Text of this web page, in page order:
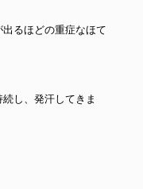
るほどの重症なほて
し、発汗してきま